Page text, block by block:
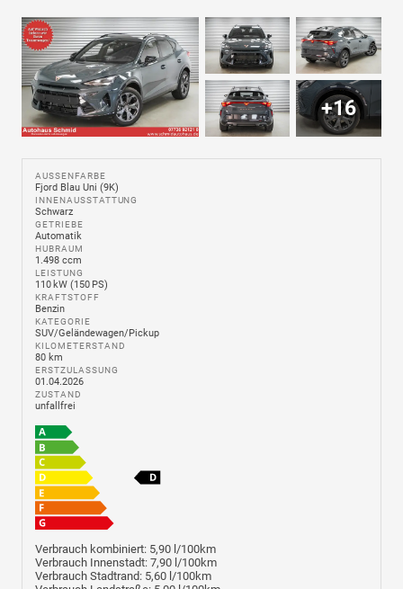
+16
AUSSENFARBE
Fjord Blau Uni (9K)
INNENAUSSTATTUNG
Schwarz
GETRIEBE
Automatik
HUBRAUM
1.498 ccm
LEISTUNG
110 kW (150 PS)
KRAFTSTOFF
Benzin
KATEGORIE
SUV/Geländewagen/Pickup
KILOMETERSTAND
80 km
ERSTZULASSUNG
01.04.2026
ZUSTAND
unfallfrei
Verbrauch kombiniert: 5,90 l/100km
Verbrauch Innenstadt: 7,90 l/100km
Verbrauch Stadtrand: 5,60 l/100km